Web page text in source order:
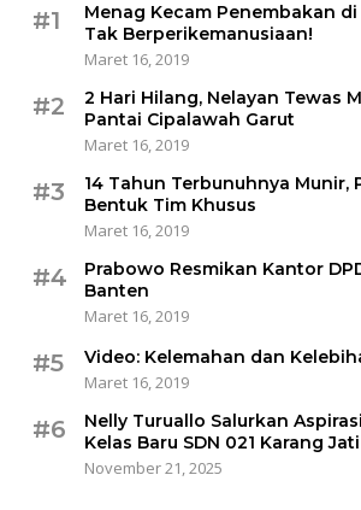
#1
Menag Kecam Penembakan
Tak Berperikemanusiaan!
Maret 16, 2019
#2
2 Hari Hilang, Nelayan Tewas
Pantai Cipalawah Garut
Maret 16, 2019
#3
14 Tahun Terbunuhnya Munir,
Bentuk Tim Khusus
Maret 16, 2019
#4
Prabowo Resmikan Kantor
Banten
Maret 16, 2019
#5
Video: Kelemahan dan
Maret 16, 2019
#6
Nelly Turuallo Salurkan
Kelas Baru SDN 021 Karang Jati
November 21, 2025